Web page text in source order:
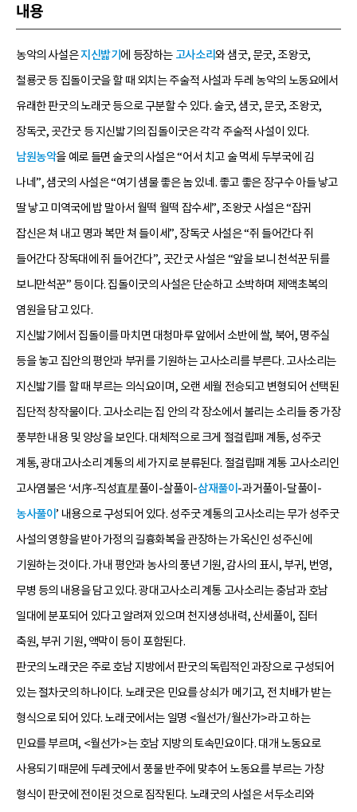
내용
농악의 사설은지신밟기 에 등장하는 고사소리와 샘굿, 문굿, 조왕굿,
철룡굿 등 집돌이굿을 할 때 외치는 주술적 사설과 두레 농악의 노동요에서
유래한 판굿의 노래굿 등으로 구분할 수 있다. 술굿, 샘굿, 문굿, 조왕굿,
장독굿, 곳간굿 등 지신밟기의 집돌이굿은 각각 주술적 사설이 있다.
남원농악을 예로 들면 술굿의 사설은 “어서 치고 술 먹세 두부국에 김
나네”, 샘굿의 사설은 “여기 샘물 좋은 놈 있네. 좋고 좋은 장구수 아들 낳고
딸 낳고 미역국에 밥 말아서 월떡 월떡 잡수세”, 조왕굿 사설은 “잡귀
잡신은 쳐 내고 명과 복만 쳐 들이세”, 장독굿 사설은 “쥐 들어간다 쥐
들어간다 장독대에 쥐 들어간다”, 곳간굿 사설은 “앞을 보니 천석꾼 뒤를
보니만석꾼” 등이다. 집돌이굿의 사설은 단순하고 소박하며 제액초복의
염원을 담고 있다.
지신밟기에서 집돌이를 마치면 대청마루 앞에서 소반에 쌀, 북어, 명주실
등을 놓고 집안의 평안과 부귀를 기원하는 고사소리를 부른다. 고사소리는
지신밟기를 할 때 부르는 의식요이며, 오랜 세월 전승되고 변형되어 선택된
집단적 창작물이다. 고사소리는 집 안의 각 장소에서 불리는 소리들 중 가장
풍부한 내용 및 양상을 보인다. 대체적으로 크게 절걸립패 계통, 성주굿
계통, 광대고사소리 계통의 세 가지로 분류된다. 절걸립패 계통 고사소리인
고사염불은 ‘서序-직성直星풀이-살풀이-삼재풀이 -과거풀이-달풀이-
농사풀이’ 내용으로 구성되어 있다. 성주굿 계통의 고사소리는 무가 성주굿
사설의 영향을 받아 가정의 길흉화복을 관장하는 가옥신인 성주신에
기원하는 것이다. 가내 평안과 농사의 풍년 기원, 감사의 표시, 부귀, 번영,
무병 등의 내용을 담고 있다. 광대고사소리 계통 고사소리는 충남과 호남
일대에 분포되어 있다고 알려져 있으며 천지생성내력, 산세풀이, 집터
축원, 부귀 기원, 액막이 등이 포함된다.
판굿의 노래굿은 주로 호남 지방에서 판굿의 독립적인 과장으로 구성되어
있는 절차굿의 하나이다. 노래굿은 민요를 상쇠가 메기고, 전 치배가 받는
형식으로 되어 있다. 노래굿에서는 일명 <월선가/월산가>라고 하는
민요를 부르며, <월선가>는 호남 지방의 토속민요이다. 대개 노동요로
사용되기 때문에 두레굿에서 풍물 반주에 맞추어 노동요를 부르는 가창
형식이 판굿에 전이된 것으로 짐작된다. 노래굿의 사설은 서두소리와